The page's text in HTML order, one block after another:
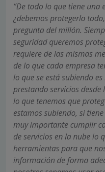
“De todo lo que tiene una
¿debemos protegerlo
pregunta del millón.
seguridad queremos
requiere de las mismas
de lo que cada empresa
lo que se está subiendo
prestando servicios desde
lo que tenemos que
estamos subiendo, si
muy importante cumplir
de servicios en la nube lo
herramientas para que
información de forma